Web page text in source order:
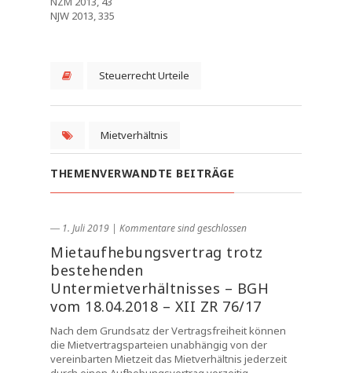
NJW 2013, 335
Steuerrecht Urteile
Mietverhältnis
THEMENVERWANDTE BEITRÄGE
― 1. Juli 2019 | Kommentare sind geschlossen
Mietaufhebungsvertrag trotz
bestehenden
Untermietverhältnisses – BGH
vom 18.04.2018 – XII ZR 76/17
Nach dem Grundsatz der Vertragsfreiheit können
die Mietvertragsparteien unabhängig von der
vereinbarten Mietzeit das Mietverhältnis jederzeit